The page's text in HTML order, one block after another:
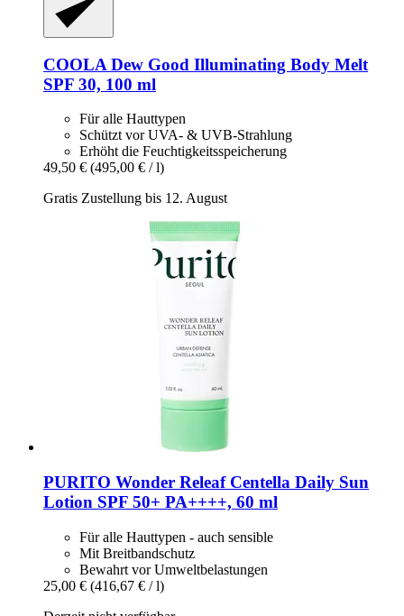
COOLA Dew Good Illuminating Body Melt
SPF 30, 100 ml
Für alle Hauttypen
Schützt vor UVA- & UVB-Strahlung
Erhöht die Feuchtigkeitsspeicherung
49,50 € (495,00 € / l)
Gratis Zustellung bis 12. August
PURITO Wonder Releaf Centella Daily Sun
Lotion SPF 50+ PA++++, 60 ml
Für alle Hauttypen - auch sensible
Mit Breitbandschutz
Bewahrt vor Umweltbelastungen
25,00 € (416,67 € / l)